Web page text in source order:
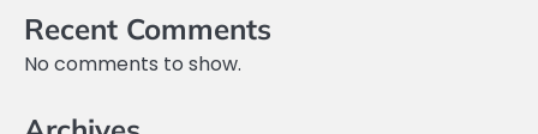
Recent Comments
No comments to show.